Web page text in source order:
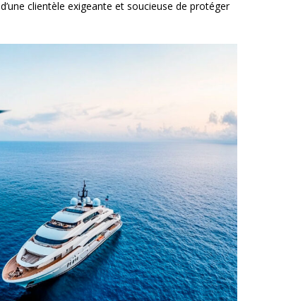
clientèle exigeante et soucieuse de protéger